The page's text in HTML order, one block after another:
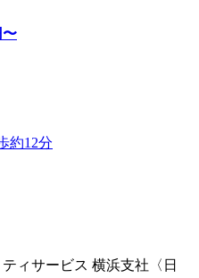
〜
約12分
ィサービス 横浜支社〈日